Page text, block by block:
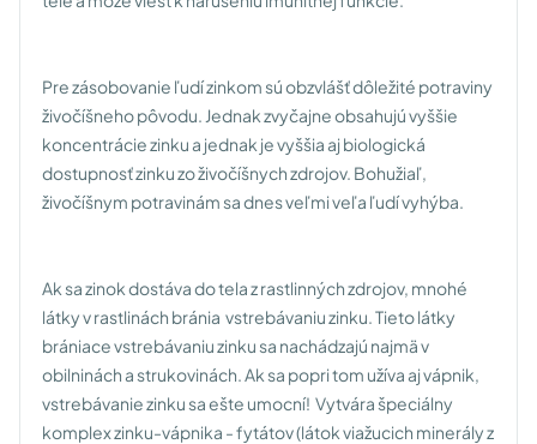
Pre zásobovanie ľudí zinkom sú obzvlášť dôležité potraviny
živočíšneho pôvodu. Jednak zvyčajne obsahujú vyššie
koncentrácie zinku a jednak je vyššia aj biologická
dostupnosť zinku zo živočíšnych zdrojov. Bohužiaľ,
živočíšnym potravinám sa dnes veľmi veľa ľudí vyhýba.
Ak sa zinok dostáva do tela z rastlinných zdrojov, mnohé
látky v rastlinách bránia vstrebávaniu zinku. Tieto látky
brániace vstrebávaniu zinku sa nachádzajú najmä v
obilninách a strukovinách. Ak sa popri tom užíva aj vápnik,
vstrebávanie zinku sa ešte umocní! Vytvára špeciálny
komplex zinku-vápnika - fytátov (látok viažucich minerály z